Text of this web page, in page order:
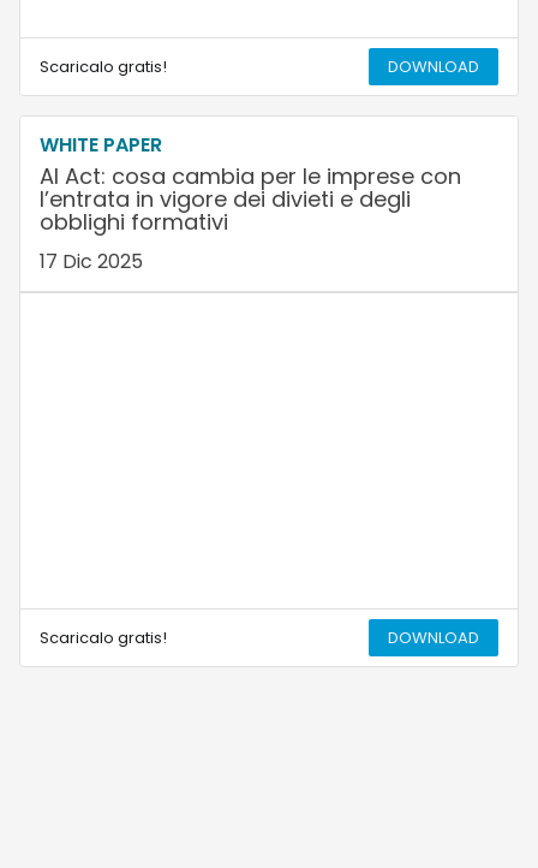
Scaricalo gratis! DOWNLOAD
WHITE PAPER
AI Act: cosa cambia per le imprese con
l’entrata in vigore dei divieti e degli
obblighi formativi
17 Dic 2025
Scaricalo gratis! DOWNLOAD